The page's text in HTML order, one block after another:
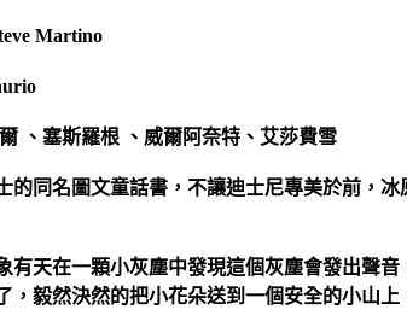
Martino
、塞斯羅根 、威爾阿奈特、艾莎費雪
的同名圖文童話書，不讓迪士尼專美於前，
有天在一顆小灰塵中發現這個灰塵會發出聲
，毅然決然的把小花朵送到一個安全的小山上